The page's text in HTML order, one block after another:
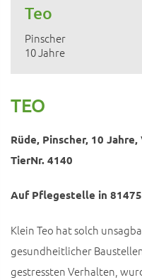
Teo
Pinscher
10 Jahre
TEO
Rüde, Pinscher, 10
TierNr. 4140
Auf Pflegestelle in
Klein Teo hat solch
gesundheitlicher
gestressten Verhalten,